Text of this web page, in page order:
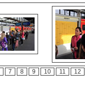
7 8 9 10 11 12